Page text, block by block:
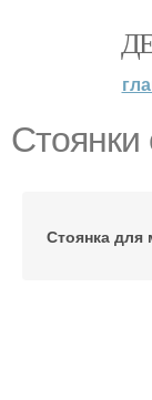
Стоянки
Стоянка